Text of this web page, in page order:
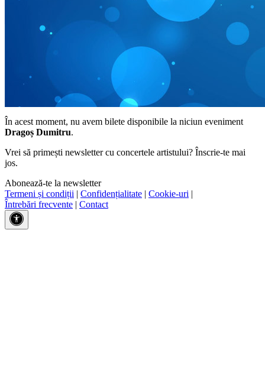
În acest moment, nu avem bilete disponibile la niciun eveniment
Dragoș Dumitru.
Vrei să primești newsletter cu concertele artistului? Înscrie-te mai
jos.
Abonează-te la newsletter
Termeni și condiții | Confidențialitate | Cookie-uri |
Întrebări frecvente | Contact